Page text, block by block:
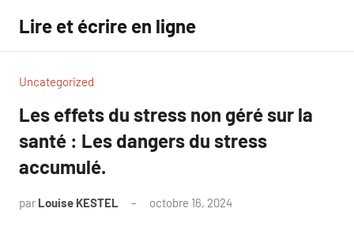
contenu
Lire et écrire en ligne
Uncategorized
Les effets du stress non géré sur la
santé : Les dangers du stress
accumulé.
par Louise KESTEL octobre 16, 2024